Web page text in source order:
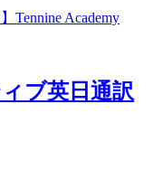
Tennine Academy
ブ英日通訳